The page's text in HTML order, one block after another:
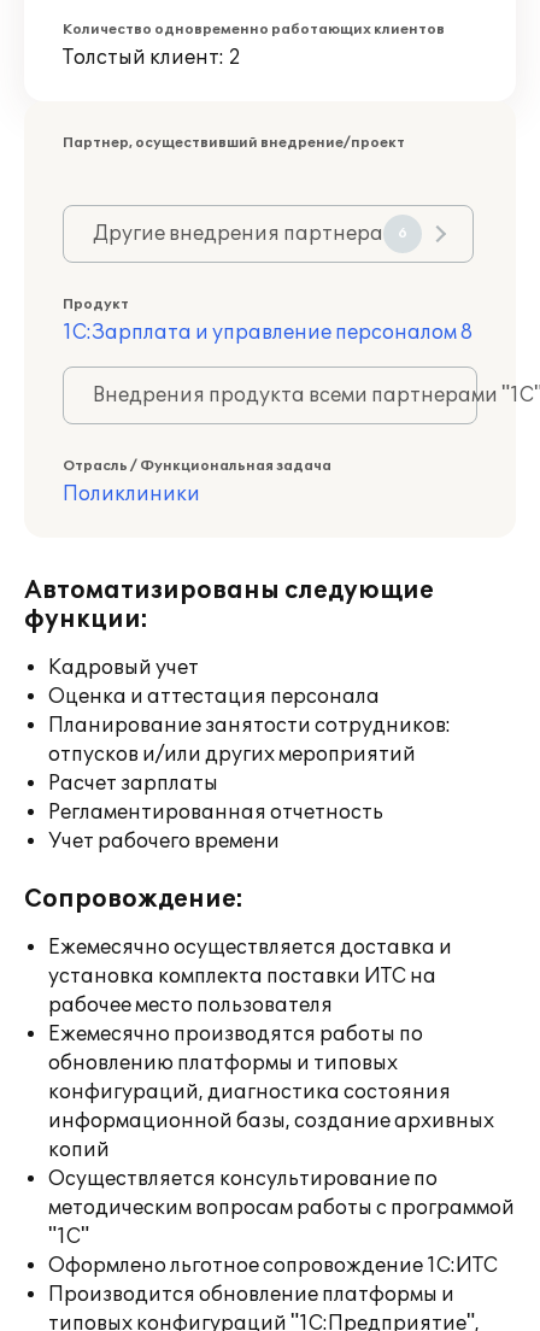
Количество одновременно работающих клиентов
Толстый клиент: 2
Партнер, осуществивший внедрение/проект
Другие внедрения партнера 6
Продукт
1С:Зарплата и управление персоналом 8
Внедрения продукта всеми партнерами
Отрасль / Функциональная задача
Поликлиники
Автоматизированы следующие
функции:
Кадровый учет
Оценка и аттестация персонала
Планирование занятости сотрудников:
отпусков и/или других мероприятий
Расчет зарплаты
Регламентированная отчетность
Учет рабочего времени
Сопровождение:
Ежемесячно осуществляется доставка и
установка комплекта поставки ИТС на
рабочее место пользователя
Ежемесячно производятся работы по
обновлению платформы и типовых
конфигураций, диагностика состояния
информационной базы, создание архивных
копий
Осуществляется консультирование по
методическим вопросам работы с программой
"1С"
Оформлено льготное сопровождение 1С:ИТС
Производится обновление платформы и
типовых конфигураций "1С:Предприятие",